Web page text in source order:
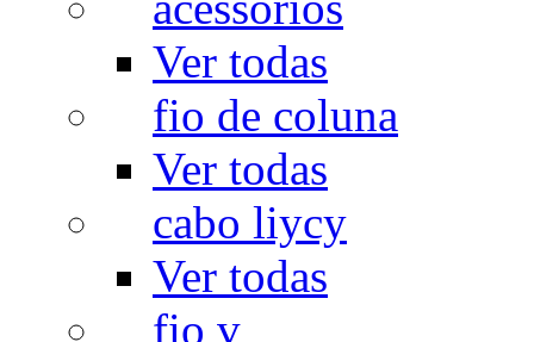
Ver todas
fio de coluna
Ver todas
cabo liycy
Ver todas
fio v